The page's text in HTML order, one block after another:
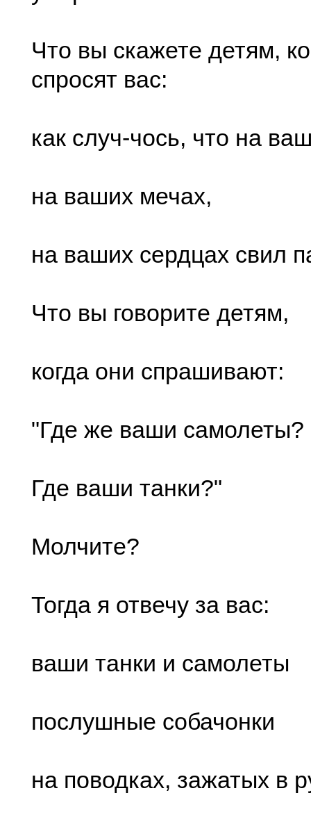
Что вы скажете детям,
спросят вас:
как случ-чось, что на
на ваших мечах,
на ваших сердцах свил
Что вы говорите детям,
когда они спрашивают:
"Где же ваши самолеты?
Где ваши танки?"
Молчите?
Тогда я отвечу за вас:
ваши танки и самолеты
послушные собачонки
на поводках, зажатых в